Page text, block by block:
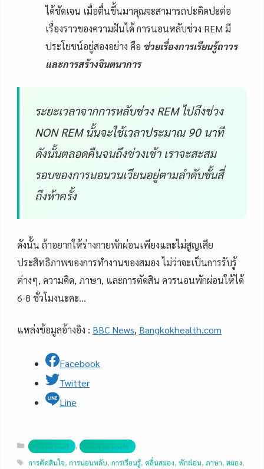
ได้ชัดเจน เมื่อตื่นขึ้นมาคุณจะสามารถปะติดปะต่อ
เรื่องราวของความฝันได้ การนอนหลับช่วง REM มี
ประโยชน์อยู่สองอย่าง คือ ช่วยเรื่องการเรียนรู้ถาวร
และการสร้างจินตนาการ
ระยะเวลาจากการหลับช่วง REM ไปถึงช่วง
NON REM นั้นจะใช้เวลาประมาณ 90 นาที
ดังนั้นตลอดคืนจนถึงช่วงเช้า เราจะสะสม
รอบของการนอนวนเวียนอยู่ตามลำดับขั้นสี่
ถึงห้าครั้ง
ดังนั้น ถ้าอยากให้ร่างกายพักผ่อนเพียงและไม่สูญเสีย
ประสิทธิภาพของการทำงานของสมอง ไม่ว่าจะเป็นการรับรู้
ต่างๆ, ความคิด, ภาษา, และการตัดสิน ควรนอนพักผ่อนให้ได้
6-8 ชั่วโมงนะคะ…
แหล่งข้อมูลอ้างอิง : BBC News, Bangkokhealth.com
Facebook
Twitter
Line
Categories
MEDTECH , NEWSROOM
Tags
การตัดสินใจ,การนอนหลับ,การเรียนรู้, คลื่นสมอง,พักผ่อน,ภาษา,สมอง,